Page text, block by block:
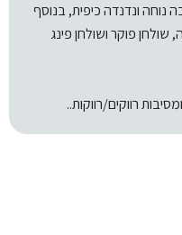
נוחה ונדנדה כיפית, בנוסף
שולחן פוקר ושולחן פינג
רווקים/רווקות..